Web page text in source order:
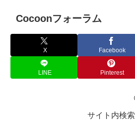
Cocoonフォーラム
X Facebook
LINE Pinterest
サイト内検索